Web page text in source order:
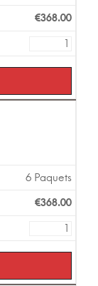
€368.00
6 Paquets
€368.00